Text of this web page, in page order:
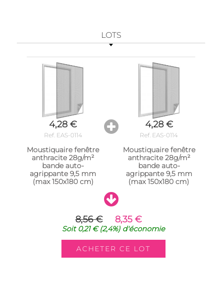
LOTS
4,28 €
Ref. EAS-0114
Moustiquaire fenêtre
anthracite 28g/m²
bande auto-
agrippante 9,5 mm
(max 150x180 cm)
4,28 €
Ref. EAS-0114
Moustiquaire fenêtre
anthracite 28g/m²
bande auto-
agrippante 9,5 mm
(max 150x180 cm)
8,56 € 8,35 €
Soit0,21 €(2,4%) d'économie